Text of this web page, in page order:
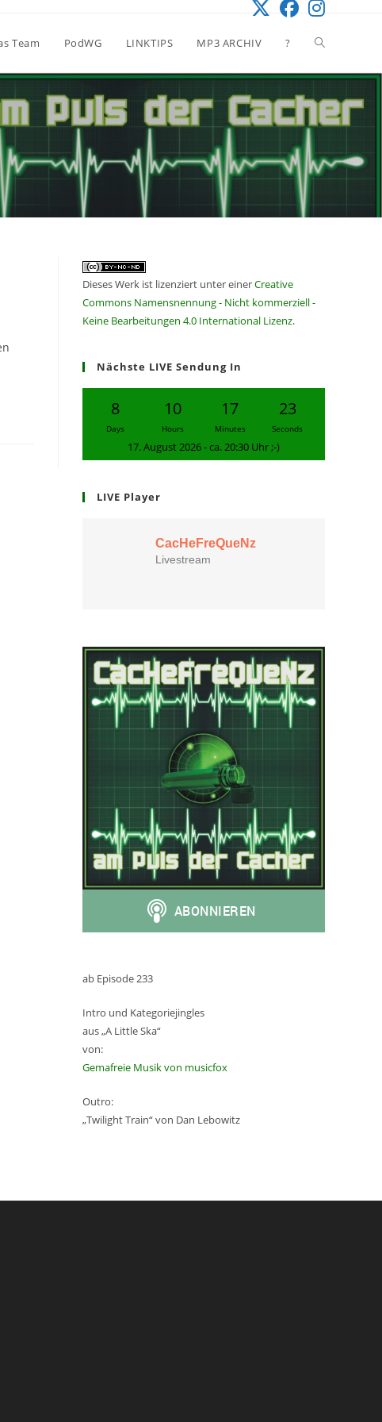
Team PodWG LINKTIPS MP3 ARCHIV ? Website-
Suche
umschalten
Dieses Werk ist lizenziert unter einerCreative
Commons Namensnennung - Nicht kommerziell -
Keine Bearbeitungen 4.0 International Lizenz.
Nächste LIVE Sendung In
8
Days
10
Hours
17
Minutes
23
Seconds
17. August 2026 - ca. 20:30 Uhr ;-)
LIVE Player
ab Episode 233
Intro und Kategoriejingles
aus „A Little Ska“
von:
Gemafreie Musik von musicfox
Outro:
„Twilight Train“ von Dan Lebowitz